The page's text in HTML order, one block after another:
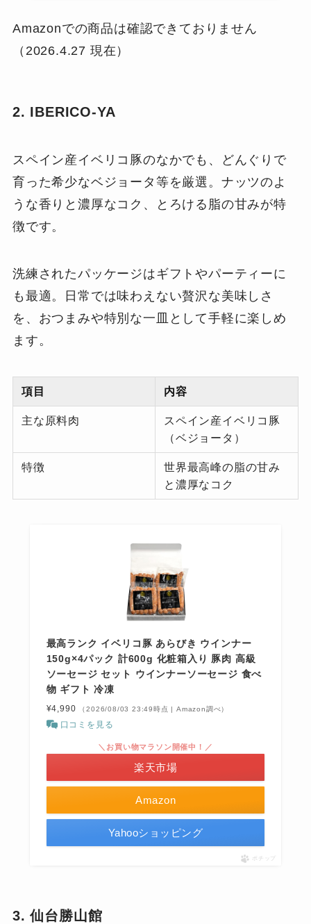
Amazonでの商品は確認できておりません
（2026.4.27 現在）
2. IBERICO-YA
スペイン産イベリコ豚のなかでも、どんぐりで
育った希少なベジョータ等を厳選。ナッツのよ
うな香りと濃厚なコク、とろける脂の甘みが特
徴です。
洗練されたパッケージはギフトやパーティーに
も最適。日常では味わえない贅沢な美味しさ
を、おつまみや特別な一皿として手軽に楽しめ
ます。
項目 内容
主な原料肉
スペイン産イベリコ豚
（ベジョータ）
特徴
世界最高峰の脂の甘み
と濃厚なコク
最高ランク イベリコ豚 あらびき ウインナー
150g×4パック 計600g 化粧箱入り 豚肉 高級
ソーセージ セット ウインナーソーセージ 食べ
物 ギフト 冷凍
¥4,990 （2026/08/03 23:49時点 | Amazon調べ）
口コミを見る
Amazon
＼お買い物マラソン開催中！／
楽天市場
Yahooショッピング
ポチップ
3. 仙台勝山館